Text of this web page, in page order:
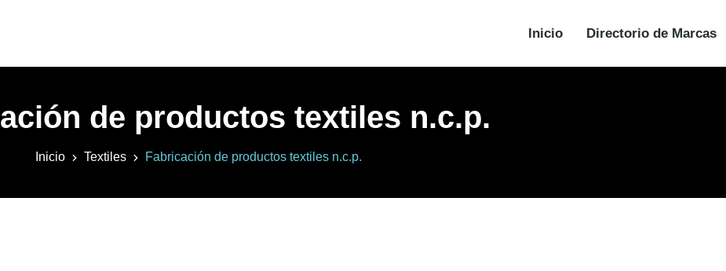
Inicio Directorio de Marcas
de productos textiles n.c.p.
Inicio Textiles Fabricación de productos textiles n.c.p.